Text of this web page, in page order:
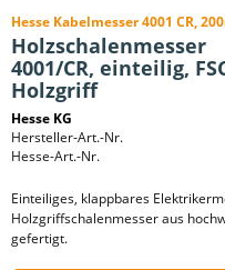
Hesse Kabelmesser 4001 CR,
Holzschalenmesser
4001/CR, einteilig,
Holzgriff
Hesse KG
Hersteller-Art.-Nr.
Hesse-Art.-Nr.
Einteiliges, klappbares
Holzgriffschalenmesser aus
gefertigt.